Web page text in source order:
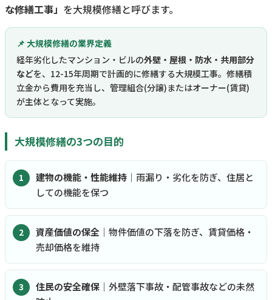
な修繕工事」 を大規模修繕と呼びます。
📌 大規模修繕の業界定義
経年劣化したマンション・ビルの外壁・屋根・防水・共用部分
などを、12-15年周期で計画的に修繕する大規模工事。修繕積
立金から費用を充当し、管理組合(分譲)またはオーナー(賃貸)
が主体となって実施。
大規模修繕の3つの目的
建物の機能・性能維持 ｜雨漏り・劣化を防ぎ、住居と
しての機能を保つ
資産価値の保全 ｜物件価値の下落を防ぎ、賃貸価格・
売却価格を維持
住民の安全確保 ｜外壁落下事故・配管事故などの未然